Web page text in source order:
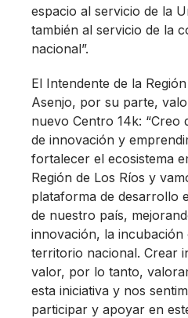
espacio al servicio de la
también al servicio de la
nacional”.
El Intendente de la
Asenjo, por su parte,
nuevo Centro 14k: “Creo
de innovación y
fortalecer el ecosistema
Región de Los Ríos y
plataforma de desarrollo
de nuestro país,
innovación, la incubación
territorio nacional. Crear
valor, por lo tanto,
esta iniciativa y nos
participar y apoyar en